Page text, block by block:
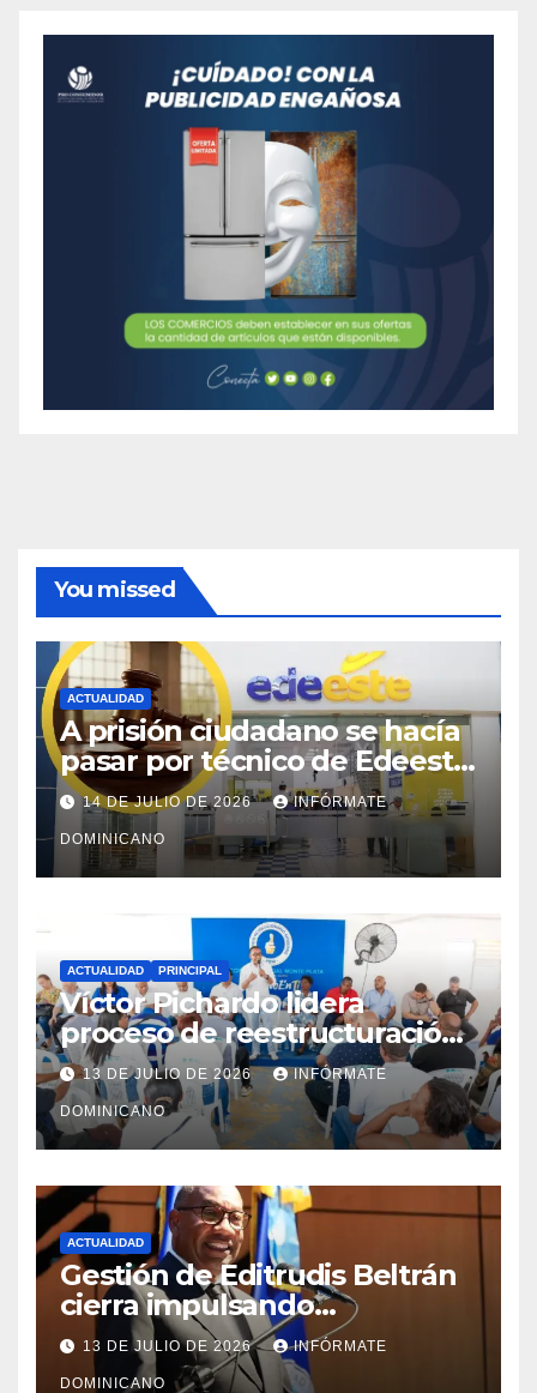
You missed
ACTUALIDAD
A prisión ciudadano se hacía
pasar por técnico de Edeeste
para estafar a dueños de
comercios
14 DE JULIO DE 2026 INFÓRMATE
DOMINICANO
ACTUALIDAD PRINCIPAL
Víctor Pichardo lidera
proceso de reestructuración
y fortalecimiento del PRM en
Monte Plata
13 DE JULIO DE 2026 INFÓRMATE
DOMINICANO
ACTUALIDAD
Gestión de Editrudis Beltrán
cierra impulsando
modernización, expansión y
transformación institucional
13 DE JULIO DE 2026 INFÓRMATE
DOMINICANO